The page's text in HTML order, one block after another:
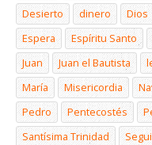
Desierto
dinero Dios
Espera
Espíritu Santo
Juan
Juan el Bautista
María
Misericordia
Pedro
Pentecostés
Santísima Trinidad